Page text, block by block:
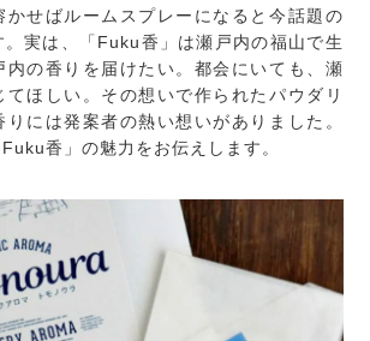
かせばルームスプレーになると今話題の
。実は、「Fuku香」は瀬戸内の福山で生
内の香りを届けたい。都会にいても、瀬
てほしい。その想いで作られたパウダリ
には発案者の熱い想いがありました。
香」の魅力をお伝えします。